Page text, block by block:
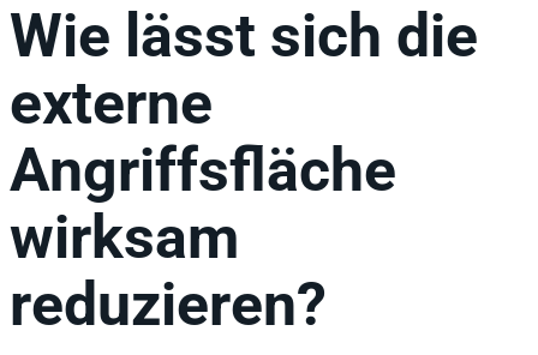
Wie lässt sich die
externe
Angriffsfläche
wirksam
reduzieren?